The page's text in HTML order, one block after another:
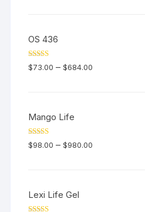
OS 436
Valorado en
5.00de 5
$73.00 –$684.00
Mango Life
Valorado en
5.00de 5
$98.00 –$980.00
Lexi Life Gel